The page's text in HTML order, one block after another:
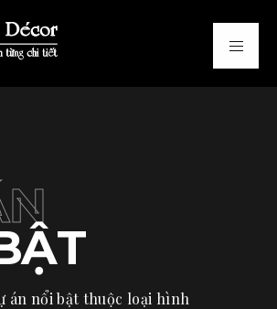
án nổi bật thuộc loại hình